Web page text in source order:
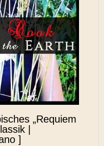
„Requiem
|
]